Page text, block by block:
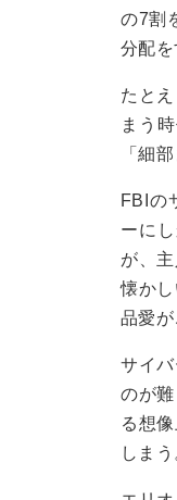
の7割
分配を
たと
まう
「細
FBIの
ーに
が、
懐か
品愛
サイ
のが
る想
しまう